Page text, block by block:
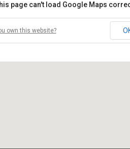
page can't load Google Maps
own this website?